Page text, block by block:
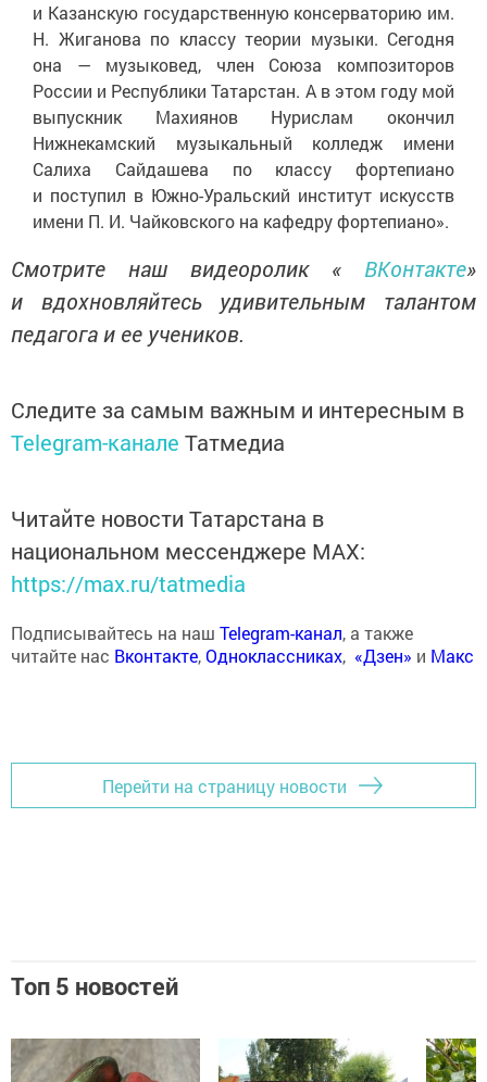
и Казанскую государственную консерваторию им.
Н. Жиганова по классу теории музыки. Сегодня
она — музыковед, член Союза композиторов
России и Республики Татарстан. А в этом году мой
выпускник Махиянов Нурислам окончил
Нижнекамский музыкальный колледж имени
Салиха Сайдашева по классу фортепиано
и поступил в Южно-Уральский институт искусств
имени П. И. Чайковского на кафедру фортепиано».
Смотрите наш видеоролик « ВКонтакте»
и вдохновляйтесь удивительным талантом
педагога и ее учеников.
Следите за самым важным и интересным в
Telegram-канале Татмедиа
Читайте новости Татарстана в
национальном мессенджере MАХ:
https://max.ru/tatmedia
Подписывайтесь на наш Telegram-канал, а также
читайте нас Вконтакте,Одноклассниках, «Дзен» и Макс
Перейти на страницу новости
Топ 5 новостей